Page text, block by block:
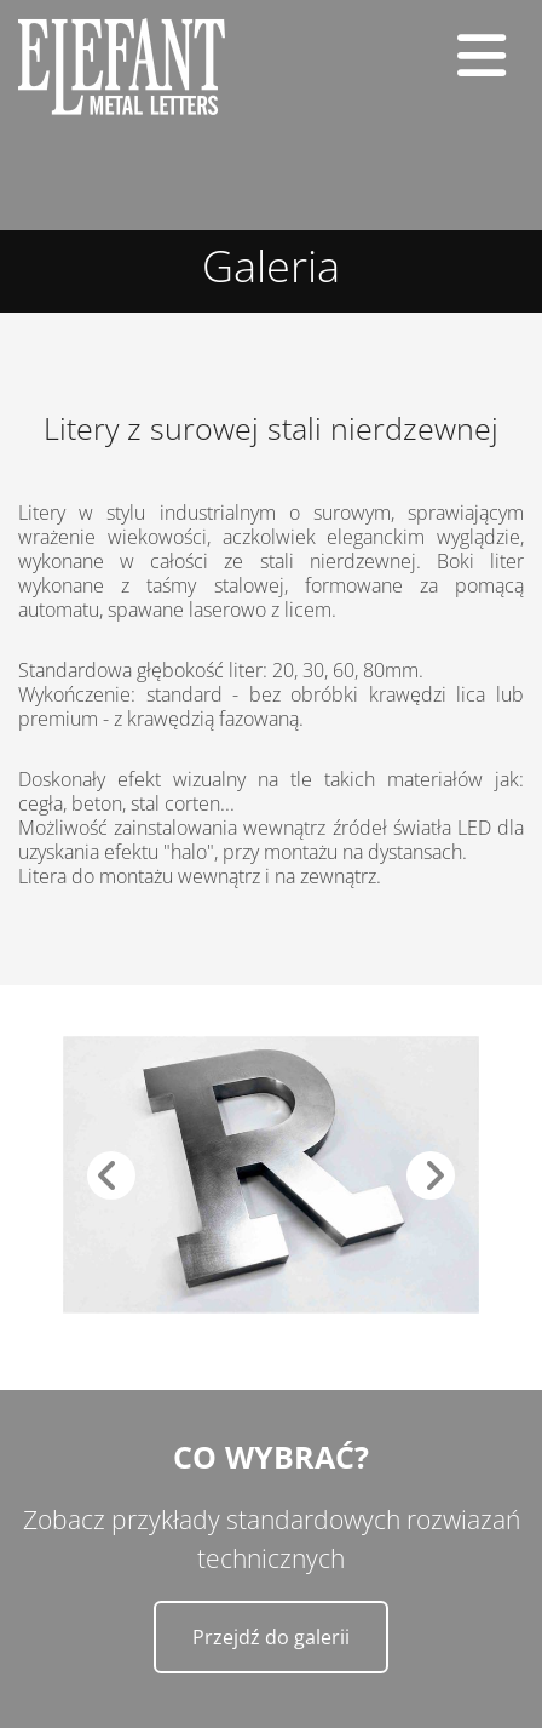
Galeria
Litery z surowej stali nierdzewnej
Litery w stylu industrialnym o surowym, sprawiającym
wrażenie wiekowości, aczkolwiek eleganckim wyglądzie,
wykonane w całości ze stali nierdzewnej. Boki liter
wykonane z taśmy stalowej, formowane za pomącą
automatu, spawane laserowo z licem.
Standardowa głębokość liter: 20, 30, 60, 80mm.
Wykończenie: standard - bez obróbki krawędzi lica lub
premium - z krawędzią fazowaną.
Doskonały efekt wizualny na tle takich materiałów jak:
cegła, beton, stal corten...
Możliwość zainstalowania wewnątrz źródeł światła LED dla
uzyskania efektu "halo", przy montażu na dystansach.
Litera do montażu wewnątrz i na zewnątrz.
CO WYBRAĆ?
Zobacz przykłady standardowych rozwiazań
technicznych
Przejdź do galerii